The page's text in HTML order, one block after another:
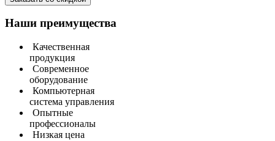
Наши преимущества
Качественная
продукция
Современное
оборудование
Компьютерная
система управления
Опытные
профессионалы
Низкая цена